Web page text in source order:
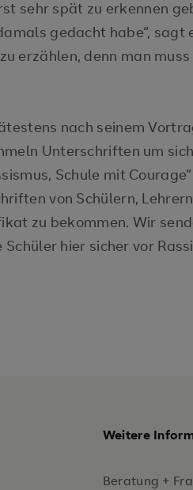
sehr spät zu erkennen
gedacht habe“, sagt
erzählen, denn man
nach seinem
Unterschriften um
Schule mit
von Schülern,
zu bekommen. Wir
hier sicher vor
Weitere
Beratung +